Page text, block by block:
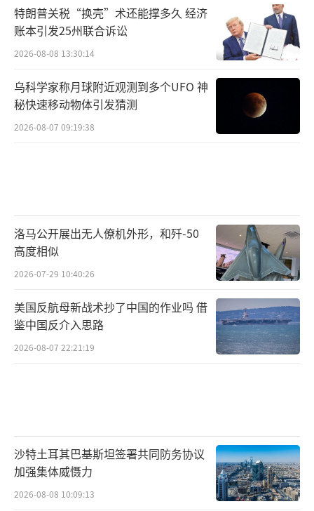
特朗普关税“换壳”术还能撑多久 经济
账本引发25州联合诉讼
2026-08-08 13:30:14
乌科学家称月球附近观测到多个UFO 神
秘快速移动物体引发猜测
2026-08-07 09:19:38
洛马公开展出无人僚机外形，和歼-50
高度相似
2026-07-29 10:40:26
美国反航母新战术抄了中国的作业吗 借
鉴中国反介入思路
2026-08-07 22:21:19
沙特土耳其巴基斯坦签署共同防务协议
加强集体威慑力
2026-08-08 10:09:13